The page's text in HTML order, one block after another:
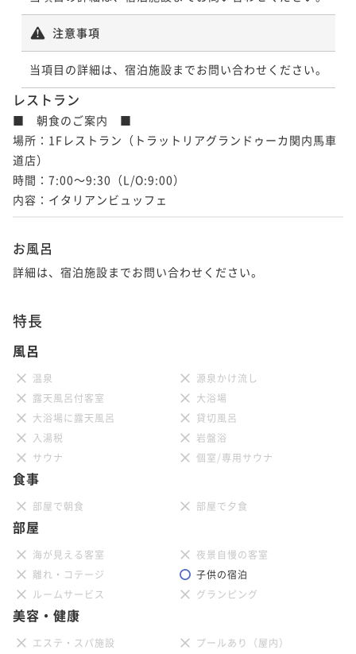
注意事項
当項目の詳細は、宿泊施設までお問い合わせください。
レストラン
■　朝食のご案内　■
場所：1Fレストラン（トラットリアグランドゥーカ関内馬車
道店）
時間：7:00～9:30（L/O:9:00）
内容：イタリアンビュッフェ
お風呂
詳細は、宿泊施設までお問い合わせください。
特長
風呂
温泉
源泉かけ流し
露天風呂付客室
大浴場
大浴場に露天風呂
貸切風呂
入湯税
岩盤浴
サウナ
個室/専用サウナ
食事
部屋で朝食 部屋で夕食
部屋
海が見える客室
夜景自慢の客室
離れ・コテージ
子供の宿泊
ルームサービス
グランピング
美容・健康
エステ・スパ施設
プールあり（屋内）